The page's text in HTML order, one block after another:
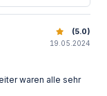
через (5.0)
19.05.2024
waren alle sehr